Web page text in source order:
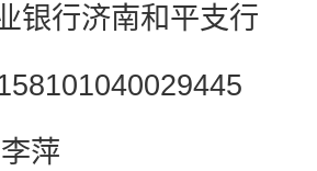
银行济南和平支行
萍